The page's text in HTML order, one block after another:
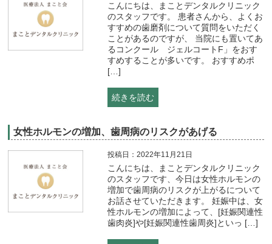
こんにちは、まことデンタルクリニック
のスタッフです。 患者さんから、よくお
すすめの歯磨剤について質問をいただく
ことがあるのですが、 当院にも置いてあ
るコンクール ジェルコートF」をおす
すめすることが多いです。 おすすめポ
[…]
続きを読む
女性ホルモンの増加、歯周病のリスクがあげる
投稿日：2022年11月21日
こんにちは、まことデンタルクリニック
のスタッフです、今日は女性ホルモンの
増加で歯周病のリスクが上がるについて
お話させていただきます。 妊娠中は、女
性ホルモンの増加によって、[妊娠関連性
歯肉炎]や[妊娠関連性歯周炎]といっ […]